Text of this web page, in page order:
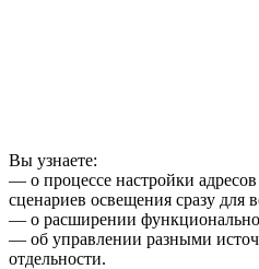
Вы узнаете:
— о процессе настройки
сценариев освещения сразу для
— о расширении
— об управлении разными
отдельности.